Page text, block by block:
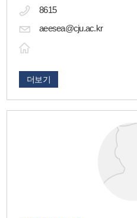
8615
aeesea@cju.ac.kr
더보기